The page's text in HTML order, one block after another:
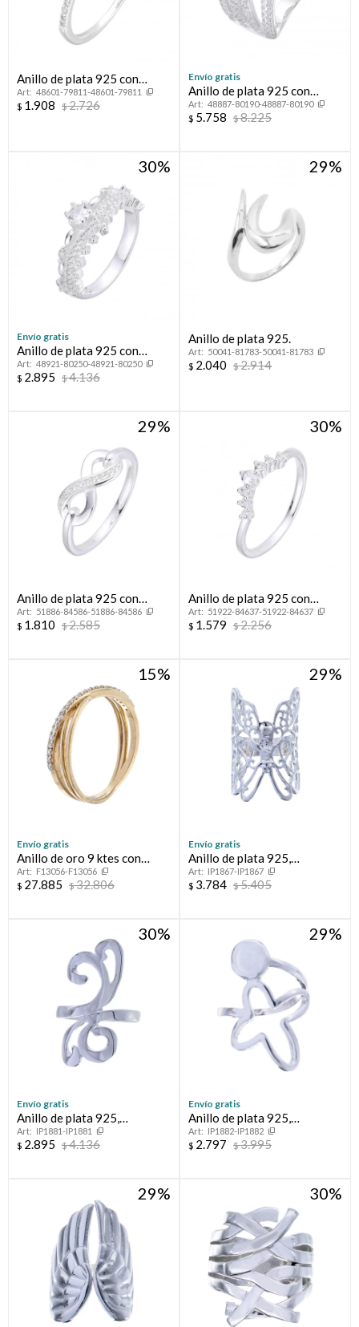
Anillo de plata 925 con
circonias.
48601-79811-48601-79811
$ 1.908 $2.726
Envío gratis
Anillo de plata 925 con
circonias, TRENZA.
48887-80190-48887-80190
$ 5.758 $8.225
30
Envío gratis
Anillo de plata 925 con
circonias.
48921-80250-48921-80250
$ 2.895 $4.136
29
Anillo de plata 925.
50041-81783-50041-81783
$ 2.040 $2.914
29
Anillo de plata 925 con
circonias, INFINITO.
51886-84586-51886-84586
$ 1.810 $2.585
30
Anillo de plata 925 con
circonias, CORONITA.
51922-84637-51922-84637
$ 1.579 $2.256
15
Envío gratis
Anillo de oro 9 ktes con
circonias.
F13056-F13056
$ 27.885 $32.806
29
Envío gratis
Anillo de plata 925,
MARIPOSA.
IP1867-IP1867
$ 3.784 $5.405
30
Envío gratis
Anillo de plata 925,
CLEOPATRA.
IP1881-IP1881
$ 2.895 $4.136
29
Envío gratis
Anillo de plata 925,
ESPERANZA.
IP1882-IP1882
$ 2.797 $3.995
29 30